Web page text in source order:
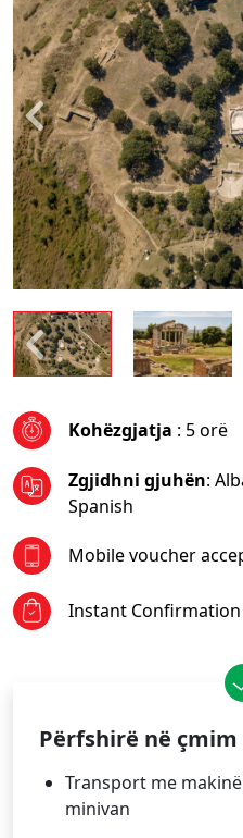
Kohëzgjatja : 5 orë
Zgjidhni gjuhën:
Spanish
Mobile voucher
Instant Confirmation
Përfshirë në çmim
Transport me
minivan